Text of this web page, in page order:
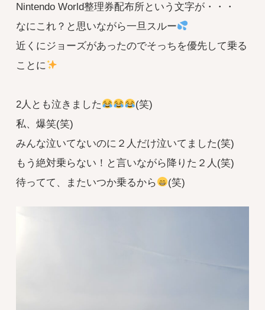
Nintendo World整理券配布所という文字が・・・
なにこれ？と思いながら一旦スルー
近くにジョーズがあったのでそっちを優先して乗る
ことに
2人とも泣きました
(笑)
私、爆笑(笑)
みんな泣いてないのに２人だけ泣いてました(笑)
もう絶対乗らない！と言いながら降りた２人(笑)
待ってて、またいつか乗るから
(笑)